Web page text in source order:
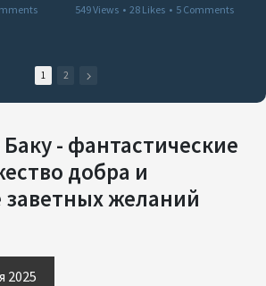
549 Views • 28 Likes • 5 Comments
1 2
- фантастические
добра и
желаний
2025